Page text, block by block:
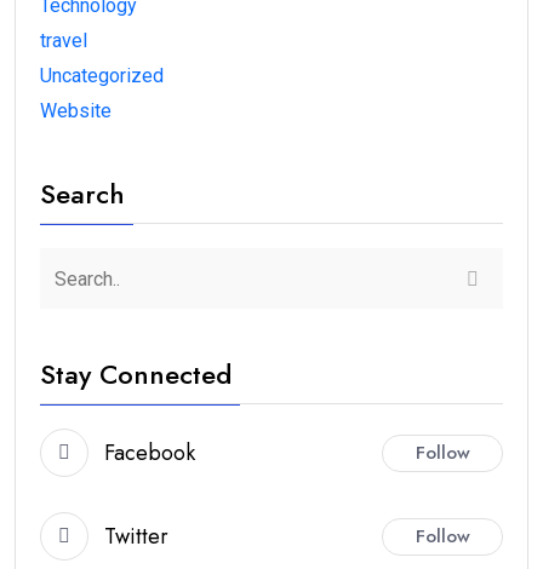
Technology
travel
Uncategorized
Website
Search
Stay Connected
Facebook Follow
Twitter Follow